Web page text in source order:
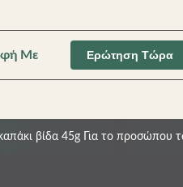
Με Ερώτηση Τώρα
βίδα 45g Για το προσώπου